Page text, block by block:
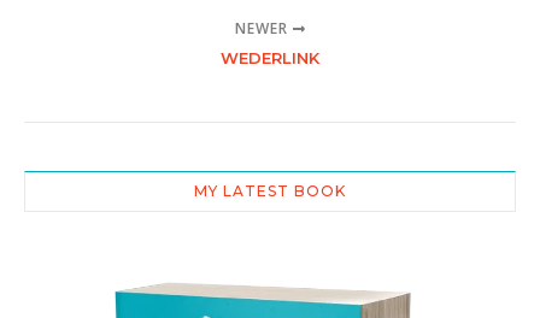
NEWER
WEDERLINK
MY LATEST BOOK